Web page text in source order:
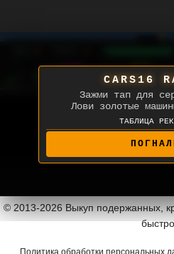
Зажми тап для
Лови золотые
ТАБЛИЦА
БУЛАТ
© 2013-2026 Выкуп подержанных,